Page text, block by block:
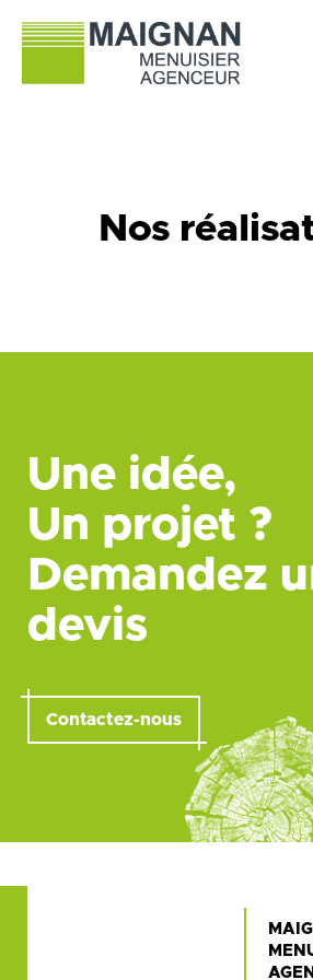
Nos
Une idée,
Un projet ?
Demandez
devis
Contactez-nous